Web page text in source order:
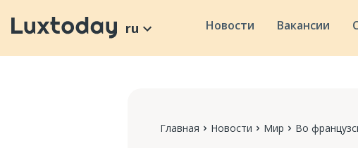
ru Новости Вакансии
Главная Новости Мир Во